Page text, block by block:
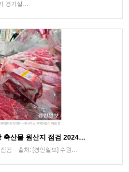
경기살…
축산물 원산지 점검 2024…
점검 출처: [경인일보] 수원…